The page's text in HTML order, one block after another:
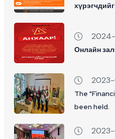
2024-
Онлайн
2023-
The
been held.